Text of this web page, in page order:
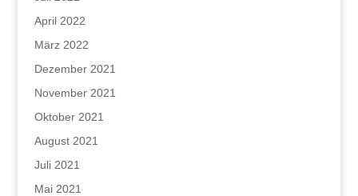
April 2022
März 2022
Dezember 2021
November 2021
Oktober 2021
August 2021
Juli 2021
Mai 2021